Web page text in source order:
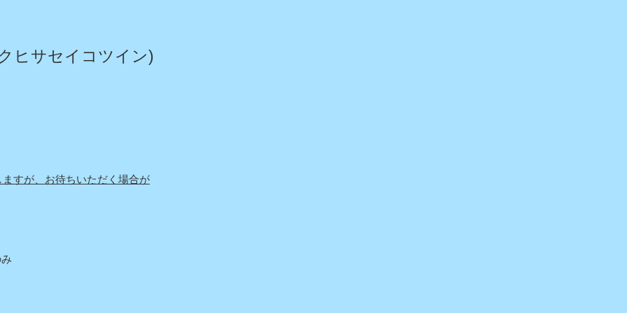
セイコツイン)
すが、お待ちいただく場合が